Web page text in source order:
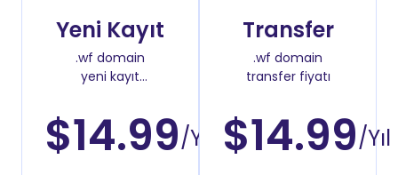
Yeni Kayıt
.wf domain
yeni kayıt
$14.99/Yıl
Transfer
.wf domain
transfer fiyatı
$14.99/Yıl